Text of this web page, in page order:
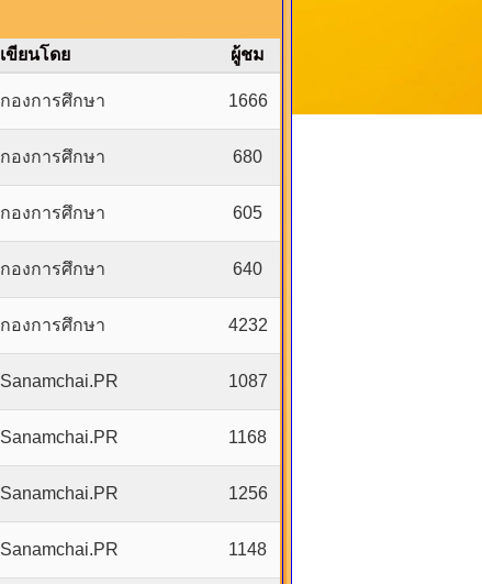
เขียนโดย ผู้ชม
กองการศึกษา 1666
กองการศึกษา 680
กองการศึกษา 605
กองการศึกษา 640
กองการศึกษา 4232
Sanamchai.PR 1087
Sanamchai.PR 1168
Sanamchai.PR 1256
Sanamchai.PR 1148